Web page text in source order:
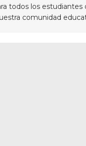
todos los estudiantes
comunidad